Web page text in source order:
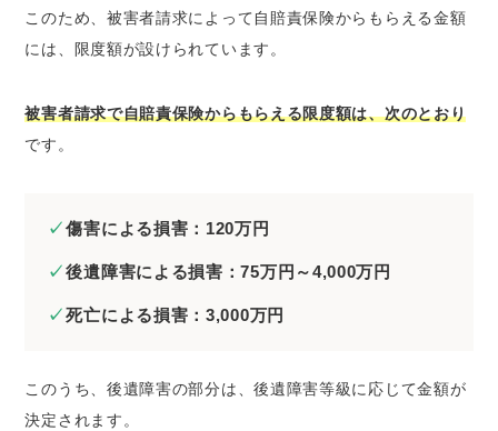
このため、被害者請求によって自賠責保険からもらえる金額
には、限度額が設けられています。
被害者請求で自賠責保険からもらえる限度額は、次のとおり
です。
傷害による損害：120万円
後遺障害による損害：75万円～4,000万円
死亡による損害：3,000万円
このうち、後遺障害の部分は、後遺障害等級に応じて金額が
決定されます。